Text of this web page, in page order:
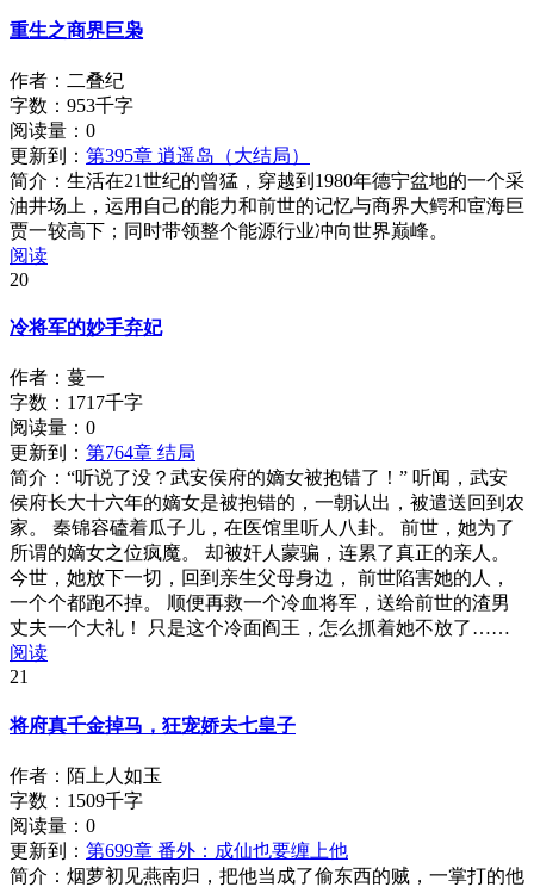
重生之商界巨枭
作者：二叠纪
字数：953千字
阅读量： 0
更新到： 第395章 逍遥岛（大结局）
简介： 生活在21世纪的曾猛，穿越到1980年德宁盆地的一个采
油井场上，运用自己的能力和前世的记忆与商界大鳄和宦海巨
贾一较高下；同时带领整个能源行业冲向世界巅峰。
阅读
20
冷将军的妙手弃妃
作者：蔓一
字数：1717千字
阅读量： 0
更新到： 第764章 结局
简介： “听说了没？武安侯府的嫡女被抱错了！” 听闻，武安
侯府长大十六年的嫡女是被抱错的，一朝认出，被遣送回到农
家。 秦锦容磕着瓜子儿，在医馆里听人八卦。 前世，她为了
所谓的嫡女之位疯魔。 却被奸人蒙骗，连累了真正的亲人。
今世，她放下一切，回到亲生父母身边， 前世陷害她的人，
一个个都跑不掉。 顺便再救一个冷血将军，送给前世的渣男
丈夫一个大礼！ 只是这个冷面阎王，怎么抓着她不放了……
阅读
21
将府真千金掉马，狂宠娇夫七皇子
作者：陌上人如玉
字数：1509千字
阅读量： 0
更新到： 第699章 番外：成仙也要缠上他
简介： 烟萝初见燕南归，把他当成了偷东西的贼，一掌打的他